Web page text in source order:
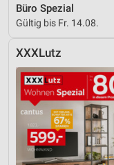
Büro Spezial
Gültig bis Fr. 14.08.
XXXLutz